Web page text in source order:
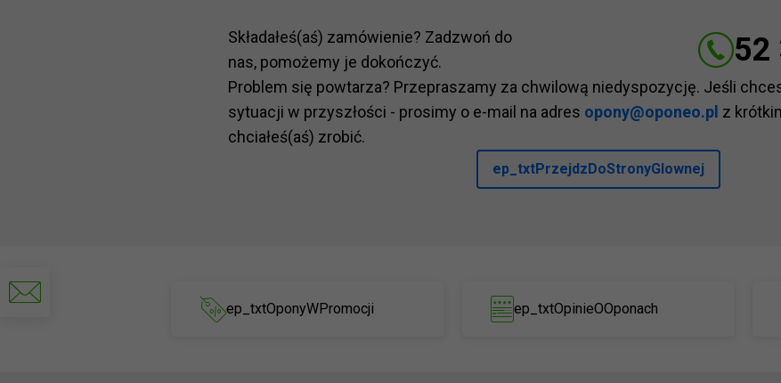
Składałeś(aś) zamówienie? Zadzwoń do
nas, pomożemy je dokończyć.
52
Problem się powtarza? Przepraszamy za chwilową niedyspozycję. Jeśli
sytuacji w przyszłości - prosimy o e-mail na adres opony@oponeo.pl z
chciałeś(aś) zrobić.
ep_txtPrzejdzDoStronyGlownej
ep_txtOponyWPromocji ep_txtOpinieOOponach